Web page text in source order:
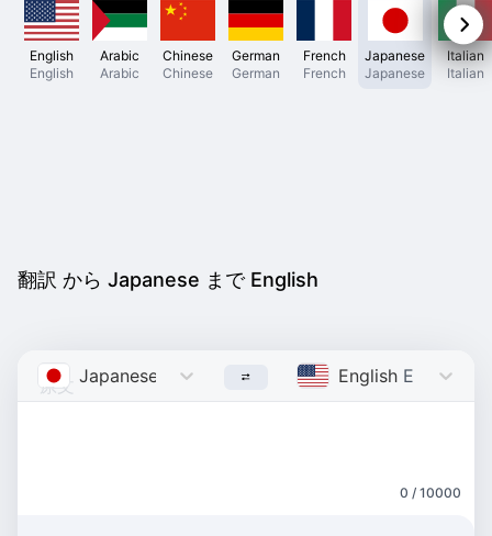
English
English
Arabic
Arabic
Chinese
Chinese
German
German
French
French
Japanese
Japanese
Italian
Italian
翻訳 から Japanese まで English
Japanese Japanese English English
0 / 10000